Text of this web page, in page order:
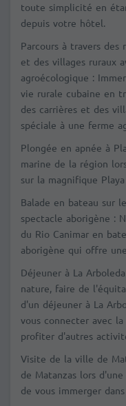
toute simplicité en
depuis votre hôtel.
Parcours à travers des
et des villages ruraux
agroécologique :
vie rurale cubaine en
des carrières et des
spéciale à une ferme
Plongée en apnée à
marine de la région
sur la magnifique
Balade en bateau sur
spectacle aborigène :
du Rio Canimar en
aborigène qui offre
Déjeuner à La
nature, faire de
d'un déjeuner à La
vous connecter avec
profiter d'autres
Visite de la ville de
de Matanzas lors
de vous immerger